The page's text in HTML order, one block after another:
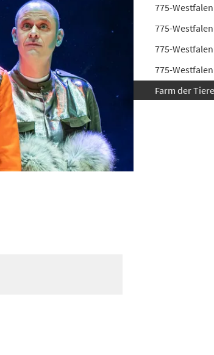
775-Westfalen
775-Westfalen
775-Westfalen
775-Westfalen
Farm der Tiere